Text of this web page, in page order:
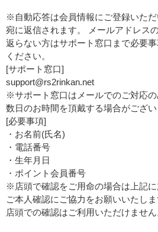
※自動応答は会員情報にご登録いた
宛に返信されます。 メールアドレス
返らない方はサポート窓口まで必要
ください。
[サポート窓口]
support@rs2rinkan.net
※サポート窓口はメールでのご対応
数日のお時間を頂戴する場合がござい
[必要事項]
・お名前(氏名)
・電話番号
・生年月日
・ポイント会員番号
※店頭で確認をご用命の場合は上記
ご本人確認にご協力をお願いいたし
店頭での確認はご利用いただけません